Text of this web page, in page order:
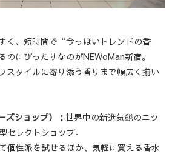
く、短時間で“今っぽいトレンドの香
にぴったりなのがNEWoMan新宿。
スタイルに寄り添う香りまで幅広く揃い
ズショップ）：世界中の新進気鋭のニッ
セレクトショップ。
個性派を試せるほか、気軽に買える香水